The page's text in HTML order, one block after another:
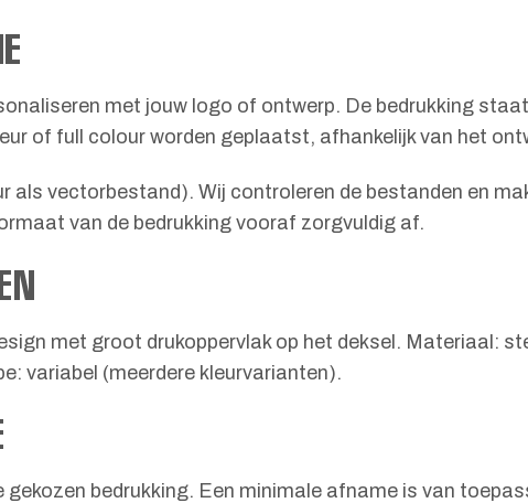
met jouw logo of ontwerp. De bedrukking
of full colour worden geplaatst, afhankelijk van het
als vectorbestand). Wij controleren de bestanden en
van de bedrukking vooraf zorgvuldig af.
met groot drukoppervlak op het deksel. Materiaal:
variabel (meerdere kleurvarianten).
gekozen bedrukking. Een minimale afname is van